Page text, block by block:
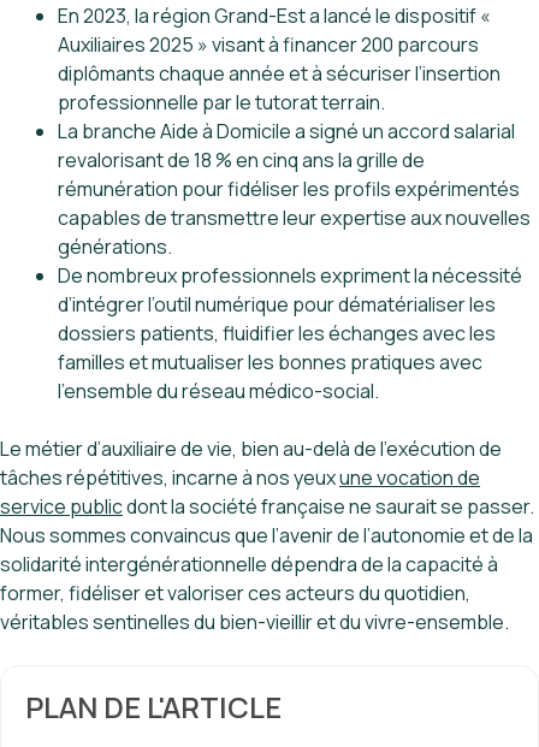
En 2023, la région Grand-Est a lancé le dispositif «
Auxiliaires 2025 » visant à financer 200 parcours
diplômants chaque année et à sécuriser l’insertion
professionnelle par le tutorat terrain.
La branche Aide à Domicile a signé un accord salarial
revalorisant de 18 % en cinq ans la grille de
rémunération pour fidéliser les profils expérimentés
capables de transmettre leur expertise aux nouvelles
générations.
De nombreux professionnels expriment la nécessité
d’intégrer l’outil numérique pour dématérialiser les
dossiers patients, fluidifier les échanges avec les
familles et mutualiser les bonnes pratiques avec
l’ensemble du réseau médico-social.
Le métier d’auxiliaire de vie, bien au-delà de l’exécution de
tâches répétitives, incarne à nos yeuxune vocation de
service publicdont la société française ne saurait se passer.
Nous sommes convaincus que l’avenir de l’autonomie et de la
solidarité intergénérationnelle dépendra de la capacité à
former, fidéliser et valoriser ces acteurs du quotidien,
véritables sentinelles du bien-vieillir et du vivre-ensemble.
PLAN DE L'ARTICLE